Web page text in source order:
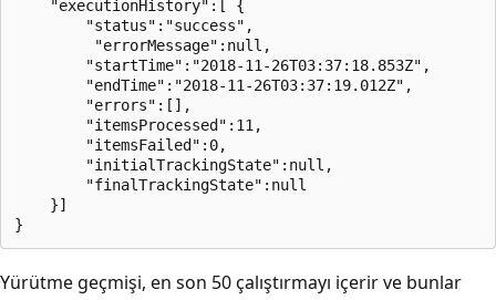
    "executionHistory":[ {
        "status":"success",
         "errorMessage":null,
        "startTime":"2018-11-26T03:37:18.853Z",
        "endTime":"2018-11-26T03:37:19.012Z",
        "errors":[],
        "itemsProcessed":11,
        "itemsFailed":0,
        "initialTrackingState":null,
        "finalTrackingState":null
    }]
Yürütme geçmişi, en son 50 çalıştırmayı içerir ve bunlar